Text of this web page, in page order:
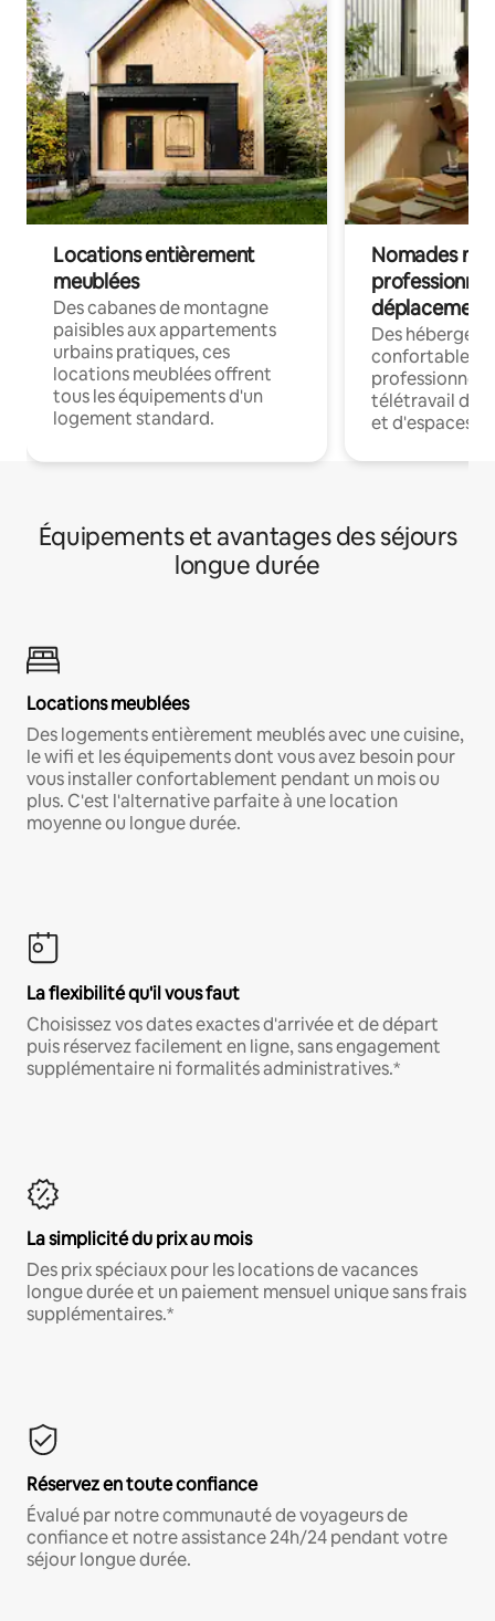
Locations entièrement
meublées
Des cabanes de montagne
paisibles aux appartements
urbains pratiques, ces
locations meublées offrent
tous les équipements d'un
logement standard.
Nomades
déplacement
Des
confortables
professionnels
télétravail
et d'espaces
Équipements et avantages des séjours
longue durée
Locations meublées
Des logements entièrement meublés avec une cuisine,
le wifi et les équipements dont vous avez besoin pour
vous installer confortablement pendant un mois ou
plus. C'est l'alternative parfaite à une location
moyenne ou longue durée.
La flexibilité qu'il vous faut
Choisissez vos dates exactes d'arrivée et de départ
puis réservez facilement en ligne, sans engagement
supplémentaire ni formalités administratives.*
La simplicité du prix au mois
Des prix spéciaux pour les locations de vacances
longue durée et un paiement mensuel unique sans frais
supplémentaires.*
Réservez en toute confiance
Évalué par notre communauté de voyageurs de
confiance et notre assistance 24h/24 pendant votre
séjour longue durée.